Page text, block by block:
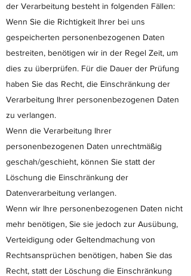
der Verarbeitung besteht in folgenden Fällen:
Wenn Sie die Richtigkeit Ihrer bei uns
gespeicherten personenbezogenen Daten
bestreiten, benötigen wir in der Regel Zeit, um
dies zu überprüfen. Für die Dauer der Prüfung
haben Sie das Recht, die Einschränkung der
Verarbeitung Ihrer personenbezogenen Daten
zu verlangen.
Wenn die Verarbeitung Ihrer
personenbezogenen Daten unrechtmäßig
geschah/geschieht, können Sie statt der
Löschung die Einschränkung der
Datenverarbeitung verlangen.
Wenn wir Ihre personenbezogenen Daten nicht
mehr benötigen, Sie sie jedoch zur Ausübung,
Verteidigung oder Geltendmachung von
Rechtsansprüchen benötigen, haben Sie das
Recht, statt der Löschung die Einschränkung